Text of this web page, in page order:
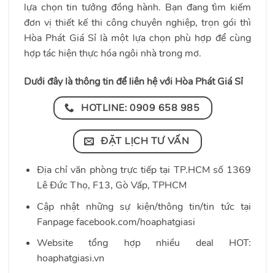
lựa chọn tin tưởng đồng hành. Bạn đang tìm kiếm
đơn vị thiết kế thi công chuyên nghiệp, trọn gói thì
Hòa Phát Giá Sỉ là một lựa chọn phù hợp để cùng
hợp tác hiện thực hóa ngôi nhà trong mơ.
Dưới đây là thông tin để liên hệ với Hòa Phát Giá Sỉ
HOTLINE: 0909 658 985
ĐẶT LỊCH TƯ VẤN
Địa chỉ văn phòng trực tiếp tại TP.HCM số 1369
Lê Đức Thọ, F13, Gò Vấp, TPHCM
Cập nhật những sự kiện/thông tin/tin tức tại
Fanpage facebook.com/hoaphatgiasi
Website tổng hợp nhiều deal HOT:
hoaphatgiasi.vn